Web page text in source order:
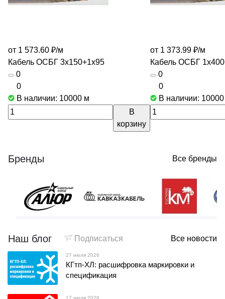
от 1 573.60 ₽/м
Кабель ОСБГ 3х150+1х95
0
0
В наличии: 10000 м
В
корзину
от 1 373.99 ₽/м
Кабель ОСБГ
0
0
В наличии:
Бренды Все бренды
Наш блог Подписаться Все новости
27 июля 2026
КГтп-ХЛ: расшифровка маркировки и
спецификация
17 июля 2026